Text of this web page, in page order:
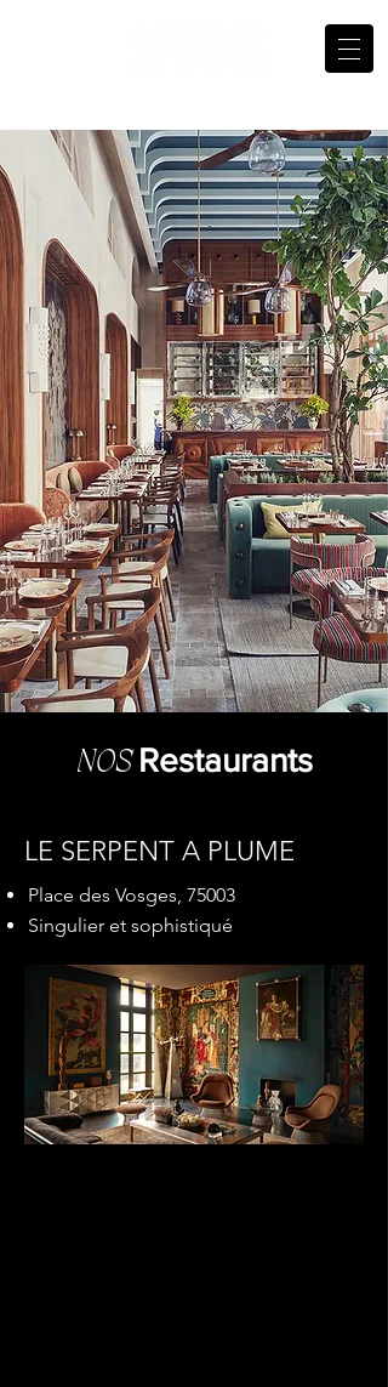
NOSRestaurants
LE SERPENT A PLUME
Place des Vosges, 75003
Singulier et sophistiqué